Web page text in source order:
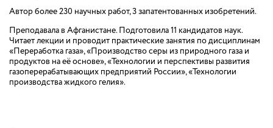
Автор более 230 научных работ, 3 запатентованных изобретений.
Преподавала в Афганистане. Подготовила 11 кандидатов наук.
Читает лекции и проводит практические занятия по дисциплинам
«Переработка газа», «Производство серы из природного газа и
продуктов на её основе», «Технологии и перспективы развития
газоперерабатывающих предприятий России», «Технологии
производства жидкого гелия».